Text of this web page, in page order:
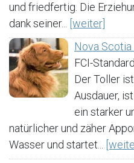
und friedfertig. Die
dank seiner...
[weiter]
Nova
FCI-
Der Toller
Ausdauer,
ein starker
natürlicher und zäher
Wasser und startet...